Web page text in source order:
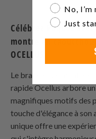
Célébrez Pâques
montre en
OCELLUS
Le bracelet de montre
rapide Ocellus arbore
magnifiques motifs des
touche d'élégance à son
unique offre une
No, I’m
Just